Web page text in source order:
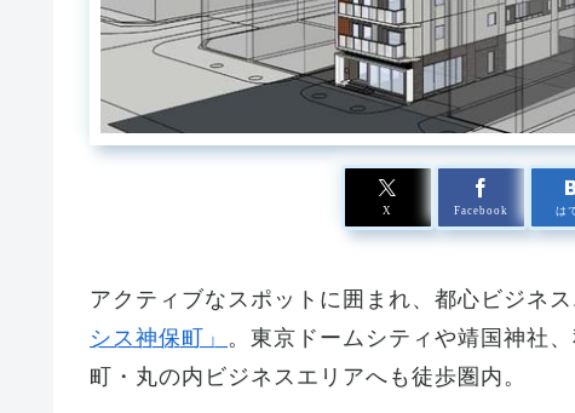
X Facebook は
アクティブなスポットに囲まれ、都心ビジネ
シス神保町」 。東京ドームシティや靖国神社
町・丸の内ビジネスエリアへも徒歩圏内。